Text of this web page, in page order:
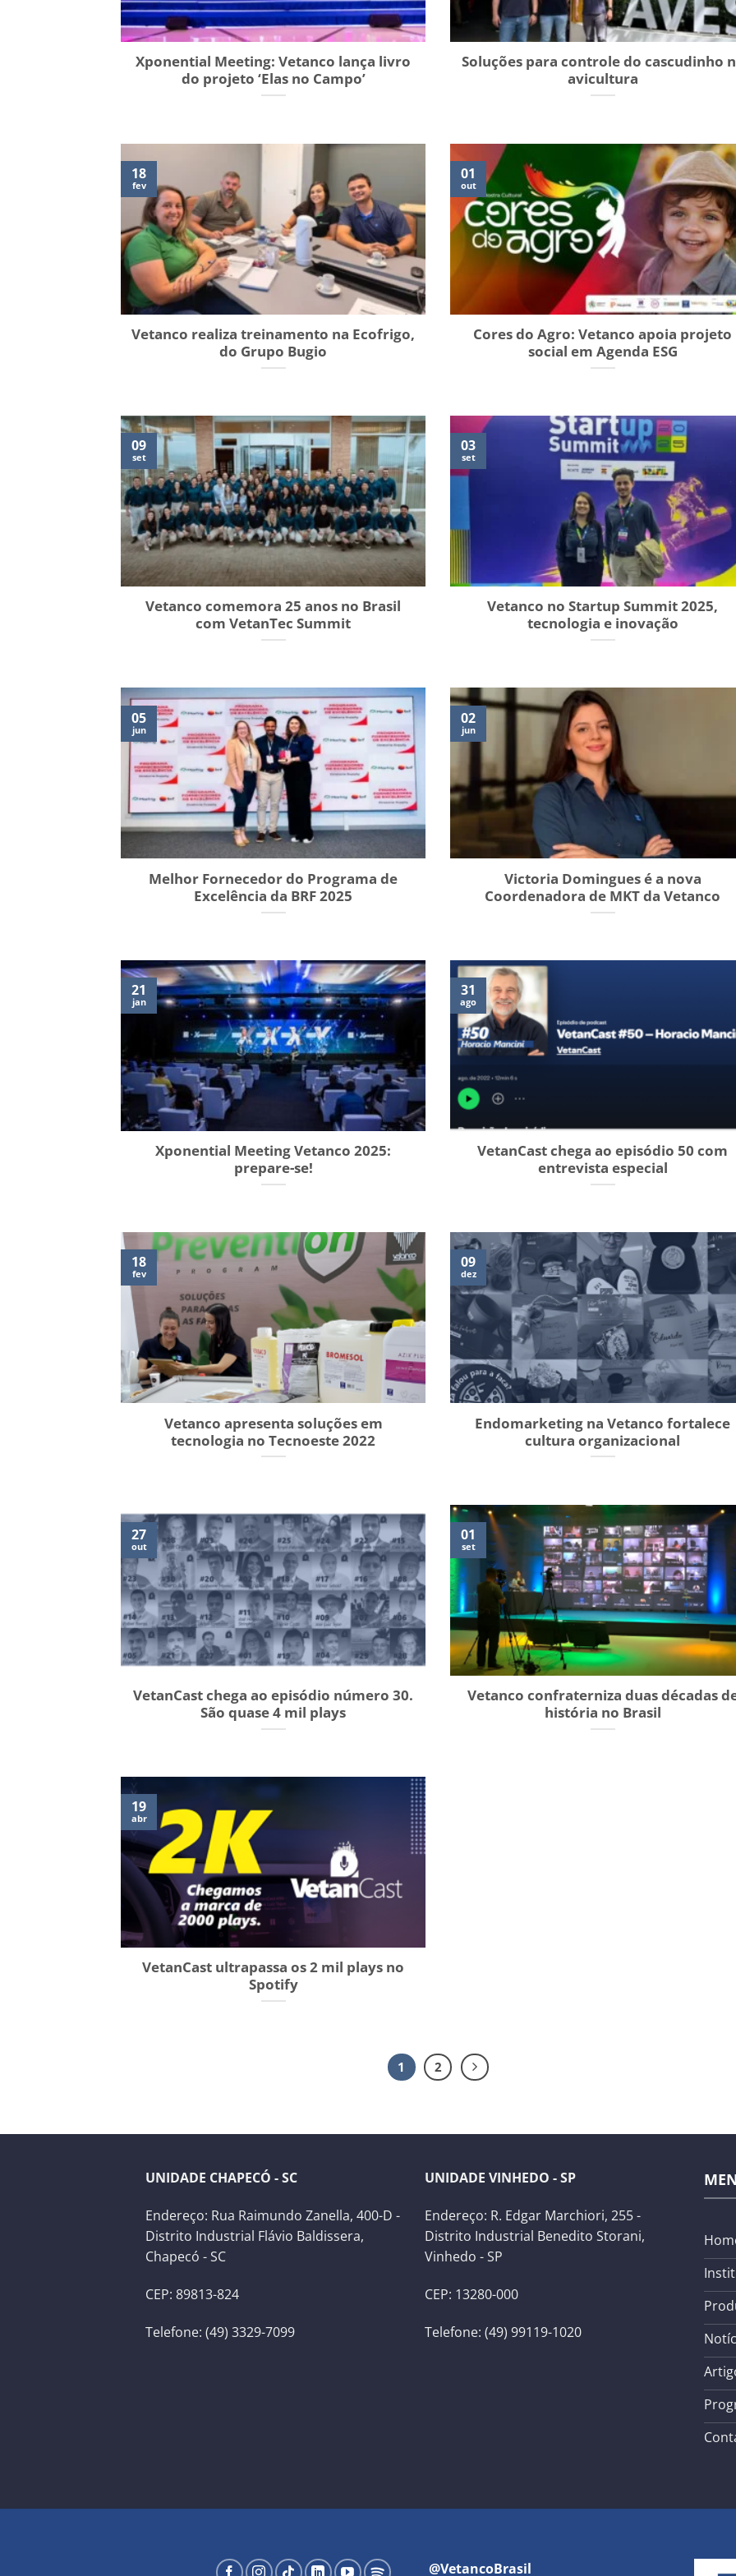
Xponential Meeting: Vetanco lança livro
do projeto ‘Elas no Campo’
Soluções para controle do cascudinho
avicultura
Vetanco realiza treinamento na Ecofrigo,
do Grupo Bugio
18
fev
Cores do Agro: Vetanco apoia projeto
social em Agenda ESG
01
out
Vetanco comemora 25 anos no Brasil
com VetanTec Summit
09
set
Vetanco no Startup Summit 2025,
tecnologia e inovação
03
set
Melhor Fornecedor do Programa de
Excelência da BRF 2025
05
jun
Victoria Domingues é a nova
Coordenadora de MKT da Vetanco
02
jun
Xponential Meeting Vetanco 2025:
prepare-se!
21
jan
VetanCast chega ao episódio 50 com
entrevista especial
31
ago
Vetanco apresenta soluções em
tecnologia no Tecnoeste 2022
18
fev
Endomarketing na Vetanco fortalece
cultura organizacional
09
dez
VetanCast chega ao episódio número 30.
São quase 4 mil plays
27
out
Vetanco confraterniza duas décadas
história no Brasil
01
set
VetanCast ultrapassa os 2 mil plays no
Spotify
19
abr
1 2
UNIDADE CHAPECÓ - SC
Endereço: Rua Raimundo Zanella, 400-D -
Distrito Industrial Flávio Baldissera,
Chapecó - SC
CEP: 89813-824
Telefone: (49) 3329-7099
UNIDADE VINHEDO - SP
Endereço: R. Edgar Marchiori, 255 -
Distrito Industrial Benedito Storani,
Vinhedo - SP
CEP: 13280-000
Telefone: (49) 99119-1020
@VetancoBrasil